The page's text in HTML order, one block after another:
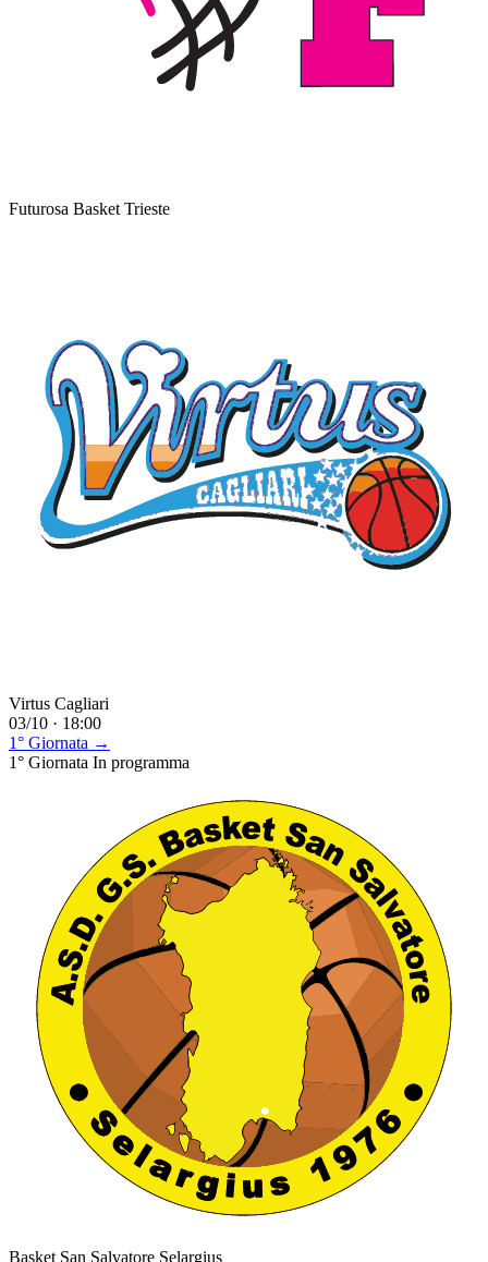
Futurosa Basket Trieste
Virtus Cagliari
03/10 · 18:00
1° Giornata →
1° Giornata In programma
Basket San Salvatore Selargius